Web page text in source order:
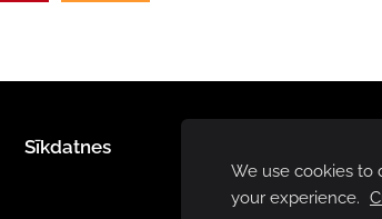
Sīkdatnes
We use cookies to
your experience.